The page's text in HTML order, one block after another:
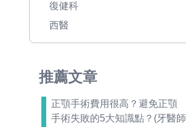
復健科
西醫
推薦文章
正顎手術費用很高？避免正顎
手術失敗的5大知識點？(牙醫師